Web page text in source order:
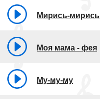
Мирись-мирись
Моя мама - фея
Му-му-му